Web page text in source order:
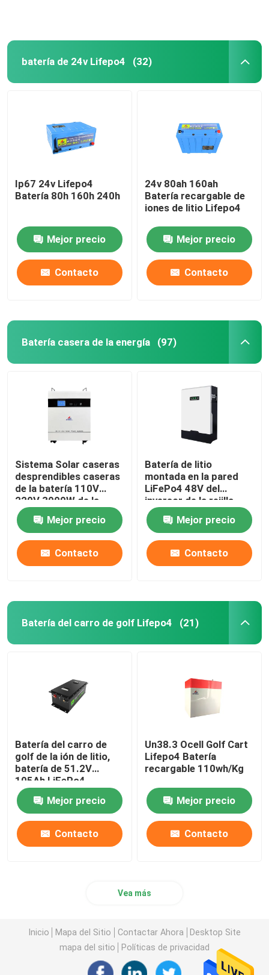
batería de 24v Lifepo4 (32)
Ip67 24v Lifepo4
Batería 80h 160h 240h
Mejor precio
Contacto
24v 80ah 160ah
Batería recargable de
iones de litio Lifepo4
Mejor precio
Contacto
Batería casera de la energía (97)
Sistema Solar caseras
desprendibles caseras
de la batería 110V
220V 3000W de la
energía
Mejor precio
Contacto
Batería de litio
montada en la pared
LiFePo4 48V del
inversor de la rejilla
para el sistema
eléctrico solar casero
Mejor precio
Contacto
Batería del carro de golf Lifepo4 (21)
Batería del carro de
golf de la ión de litio,
batería de 51.2V
105Ah LiFePo4
Mejor precio
Contacto
Un38.3 Ocell Golf Cart
Lifepo4 Batería
recargable 110wh/Kg
Mejor precio
Contacto
Vea más
Inicio Mapa del Sitio Contactar Ahora
Desktop Site
mapa del sitio
Políticas de privacidad